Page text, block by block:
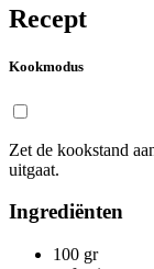
Recept
Kookmodus
Zet de kookstand
uitgaat.
Ingrediënten
100 gr